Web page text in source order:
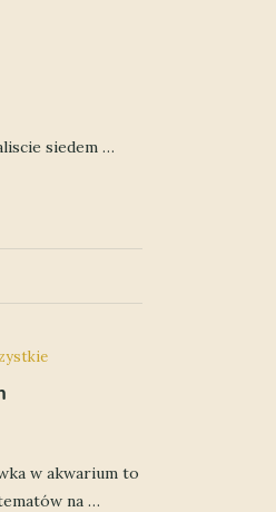
siedem …
w akwarium to
na …